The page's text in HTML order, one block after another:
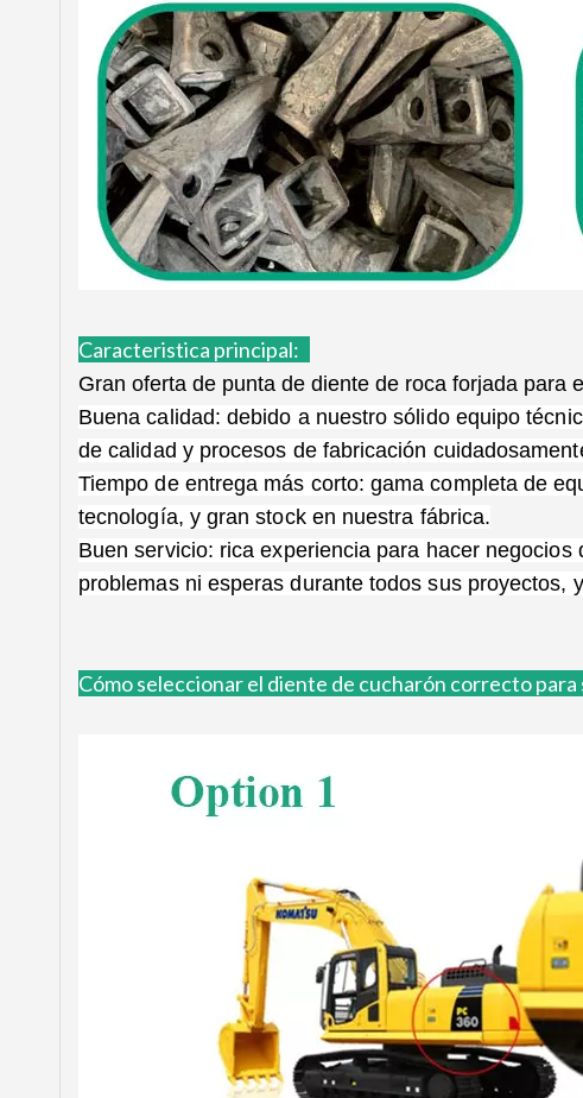
Caracteristica principal:
Gran oferta de punta de diente de roca forjada para
Buena calidad: debido a nuestro sólido equipo
de calidad y procesos de fabricación
Tiempo de entrega más corto: gama completa de
tecnología, y gran stock en nuestra fábrica.
Buen servicio: rica experiencia para hacer
problemas ni esperas durante todos sus proyectos,
Cómoseleccionar el diente de cucharón correcto para